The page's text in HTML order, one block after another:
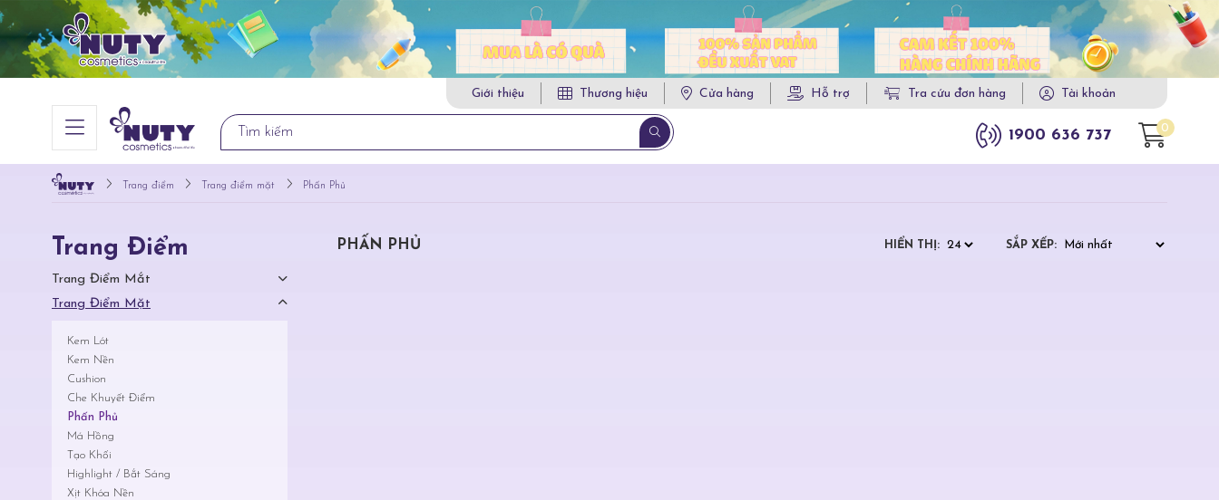
Giới thiệu Thương hiệu Cửa hàng Hỗ trợ Tra cứu đơn hàng Tài khoản
1900 636 737 0
Trang điểm Trang điểm mặt Phấn Phủ
Trang Điểm
Trang Điểm Mắt
Trang Điểm Mặt
Kem Lót
Kem Nền
Cushion
Che Khuyết Điểm
Phấn Phủ
Má Hồng
Tạo Khối
Highlight / Bắt Sáng
Xịt Khóa Nền
PHẤN PHỦ HIỂN THỊ: SẮP XẾP: